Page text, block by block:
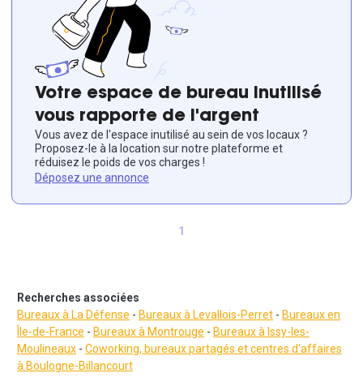
Votre espace de bureau inutilisé
vous rapporte de l'argent
Vous avez de l'espace inutilisé au sein de vos locaux ?
Proposez-le à la location sur notre plateforme et
réduisez le poids de vos charges !
Déposez une annonce
1
Recherches associées
Bureaux à La Défense - Bureaux à Levallois-Perret - Bureaux en
Île-de-France - Bureaux à Montrouge - Bureaux à Issy-les-
Moulineaux - Coworking, bureaux partagés et centres d'affaires
à Boulogne-Billancourt